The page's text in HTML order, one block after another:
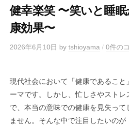
コ
コ
健幸楽笑 〜笑いと睡
康効果〜
2026年6月10日 by tshioyama / 0件の
現代社会において「健康であること
ーマです。しかし、忙しさやストレ
で、本当の意味での健康を見失って
ません。そんな中で注目したいの